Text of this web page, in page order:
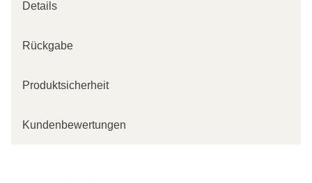
Details
Rückgabe
Produktsicherheit
Kundenbewertungen